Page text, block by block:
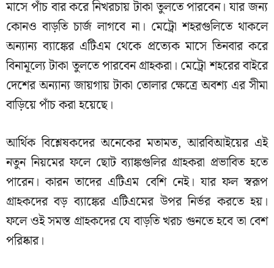
মাসে পাঁচ বার করে নিখরচায় টাকা তুলতে পারবেন। যার জন্য
কোনও বাড়তি চার্জ লাগবে না। মেট্রো শহরগুলিতে থাকলে
অন্যান্য ব্যাঙ্কের এটিএম থেকে প্রত্যেক মাসে তিনবার করে
বিনামূল্যে টাকা তুলতে পারবেন গ্রাহকরা। মেট্রো শহরের বাইরে
দেশের অন্যান্য জায়গায় টাকা তোলার ক্ষেত্রে অবশ্য এর সীমা
বাড়িয়ে পাঁচ করা হয়েছে।
আর্থিক বিশ্লেষকদের অনেকের মতামত, আরবিআইয়ের এই
নতুন নিয়মের ফলে ছোট ব্যাঙ্কগুলির গ্রাহকরা প্রভাবিত হতে
পারেন। কারন তাদের এটিএম বেশি নেই। যার ফল স্বরূপ
গ্রাহকদের বড় ব্যাঙ্কের এটিএমের উপর নির্ভর করতে হয়।
ফলে ওই সমস্ত গ্রাহকদের যে বাড়তি খরচ গুনতে হবে তা বেশ
পরিষ্কার।